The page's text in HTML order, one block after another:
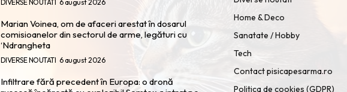
DIVERSE NOUTATI 6 august 2026
Marian Voinea, om de afaceri arestat în dosarul
comisioanelor din sectorul de arme, legături cu
‘Ndrangheta
DIVERSE NOUTATI 6 august 2026
Infiltrare fără precedent în Europa: o dronă
Home & Deco
Sanatate / Hobby
Tech
Contact pisicapesarma.ro
Politica de cookies (GDPR)